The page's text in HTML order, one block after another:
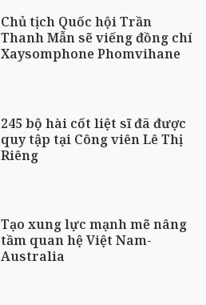
Chủ tịch Quốc hội Trần
Thanh Mẫn sẽ viếng đồng chí
Xaysomphone Phomvihane
245 bộ hài cốt liệt sĩ đã được
quy tập tại Công viên Lê Thị
Riêng
Tạo xung lực mạnh mẽ nâng
tầm quan hệ Việt Nam-
Australia